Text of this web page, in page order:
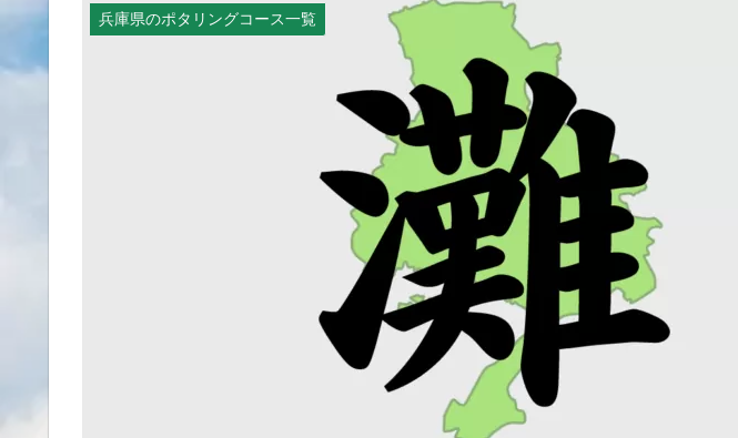
兵庫県のポタリングコース一覧